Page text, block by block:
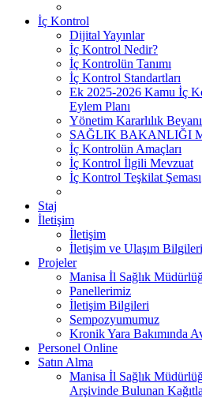
İç Kontrol
Dijital Yayınlar
İç Kontrol Nedir?
İç Kontrolün Tanımı
İç Kontrol Standartları
Ek 2025-2026 Kamu İç
Eylem Planı
Yönetim Kararlılık
SAĞLIK BAKANLIĞI
İç Kontrolün Amaçları
İç Kontrol İlgili Mevzuat
İç Kontrol Teşkilat Şeması
Staj
İletişim
İletişim
İletişim ve Ulaşım Bilgileri
Projeler
Manisa İl Sağlık
Panellerimiz
İletişim Bilgileri
Sempozyumumuz
Kronik Yara Bakımında
Personel Online
Satın Alma
Manisa İl Sağlık
Arşivinde Bulunan